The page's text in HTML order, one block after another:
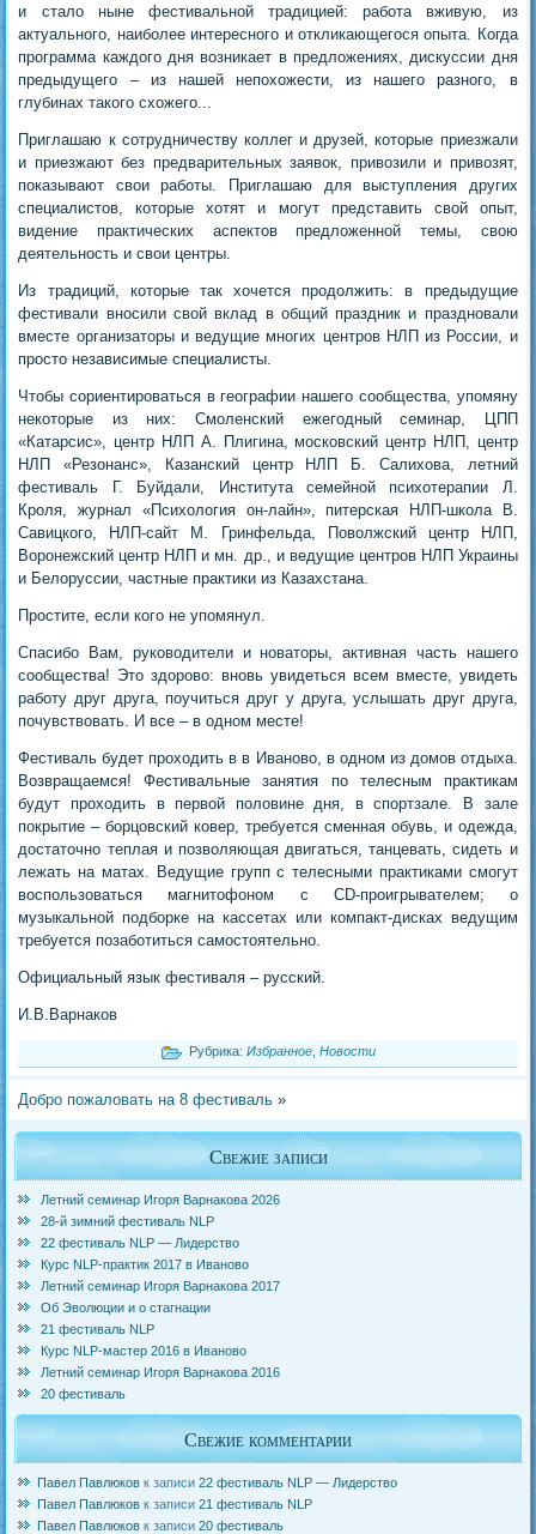
и стало ныне фестивальной традицией: работа вживую, из
актуального, наиболее интересного и откликающегося опыта. Когда
программа каждого дня возникает в предложениях, дискуссии дня
предыдущего – из нашей непохожести, из нашего разного, в
глубинах такого схожего...
Приглашаю к сотрудничеству коллег и друзей, которые приезжали
и приезжают без предварительных заявок, привозили и привозят,
показывают свои работы. Приглашаю для выступления других
специалистов, которые хотят и могут представить свой опыт,
видение практических аспектов предложенной темы, свою
деятельность и свои центры.
Из традиций, которые так хочется продолжить: в предыдущие
фестивали вносили свой вклад в общий праздник и праздновали
вместе организаторы и ведущие многих центров НЛП из России, и
просто независимые специалисты.
Чтобы сориентироваться в географии нашего сообщества, упомяну
некоторые из них: Смоленский ежегодный семинар, ЦПП
«Катарсис», центр НЛП А. Плигина, московский центр НЛП, центр
НЛП «Резонанс», Казанский центр НЛП Б. Салихова, летний
фестиваль Г. Буйдали, Института семейной психотерапии Л.
Кроля, журнал «Психология он-лайн», питерская НЛП-школа В.
Савицкого, НЛП-сайт М. Гринфельда, Поволжский центр НЛП,
Воронежский центр НЛП и мн. др., и ведущие центров НЛП Украины
и Белоруссии, частные практики из Казахстана.
Простите, если кого не упомянул.
Спасибо Вам, руководители и новаторы, активная часть нашего
сообщества! Это здорово: вновь увидеться всем вместе, увидеть
работу друг друга, поучиться друг у друга, услышать друг друга,
почувствовать. И все – в одном месте!
Фестиваль будет проходить в в Иваново, в одном из домов отдыха.
Возвращаемся! Фестивальные занятия по телесным практикам
будут проходить в первой половине дня, в спортзале. В зале
покрытие – борцовский ковер, требуется сменная обувь, и одежда,
достаточно теплая и позволяющая двигаться, танцевать, сидеть и
лежать на матах. Ведущие групп с телесными практиками смогут
воспользоваться магнитофоном с CD-проигрывателем; о
музыкальной подборке на кассетах или компакт-дисках ведущим
требуется позаботиться самостоятельно.
Официальный язык фестиваля – русский.
И.В.Варнаков
Рубрика: Избранное, Новости
Добро пожаловать на 8 фестиваль »
Свежие записи
Летний семинар Игоря Варнакова 2026
28-й зимний фестиваль NLP
22 фестиваль NLP — Лидерство
Курс NLP-практик 2017 в Иваново
Летний семинар Игоря Варнакова 2017
Об Эволюции и о стагнации
21 фестиваль NLP
Курс NLP-мастер 2016 в Иваново
Летний семинар Игоря Варнакова 2016
20 фестиваль
Свежие комментарии
Павел Павлюков к записи22 фестиваль NLP — Лидерство
Павел Павлюков к записи21 фестиваль NLP
Павел Павлюков к записи20 фестиваль